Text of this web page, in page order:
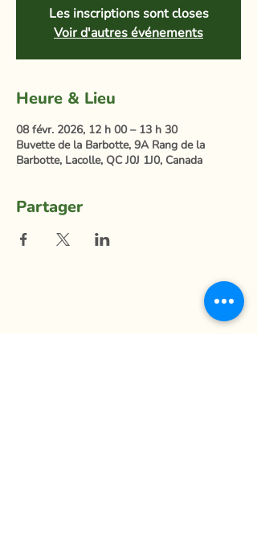
Les inscriptions sont closes
Voir d'autres événements
Heure & Lieu
08 févr. 2026, 12 h 00 – 13 h 30
Buvette de la Barbotte, 9A Rang de la
Barbotte, Lacolle, QC J0J 1J0, Canada
Partager